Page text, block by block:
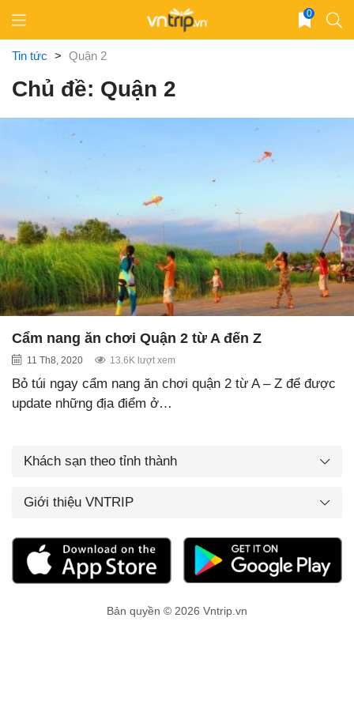
content
0
Tin tức > Quận 2
Chủ đề: Quận 2
Cẩm nang ăn chơi Quận 2 từ A đến Z
11 Th8, 2020 13.6K lượt xem
Bỏ túi ngay cẩm nang ăn chơi quận 2 từ A – Z để được
update những địa điểm ở…
Khách sạn theo tỉnh thành
Giới thiệu VNTRIP
Bản quyền © 2026 Vntrip.vn